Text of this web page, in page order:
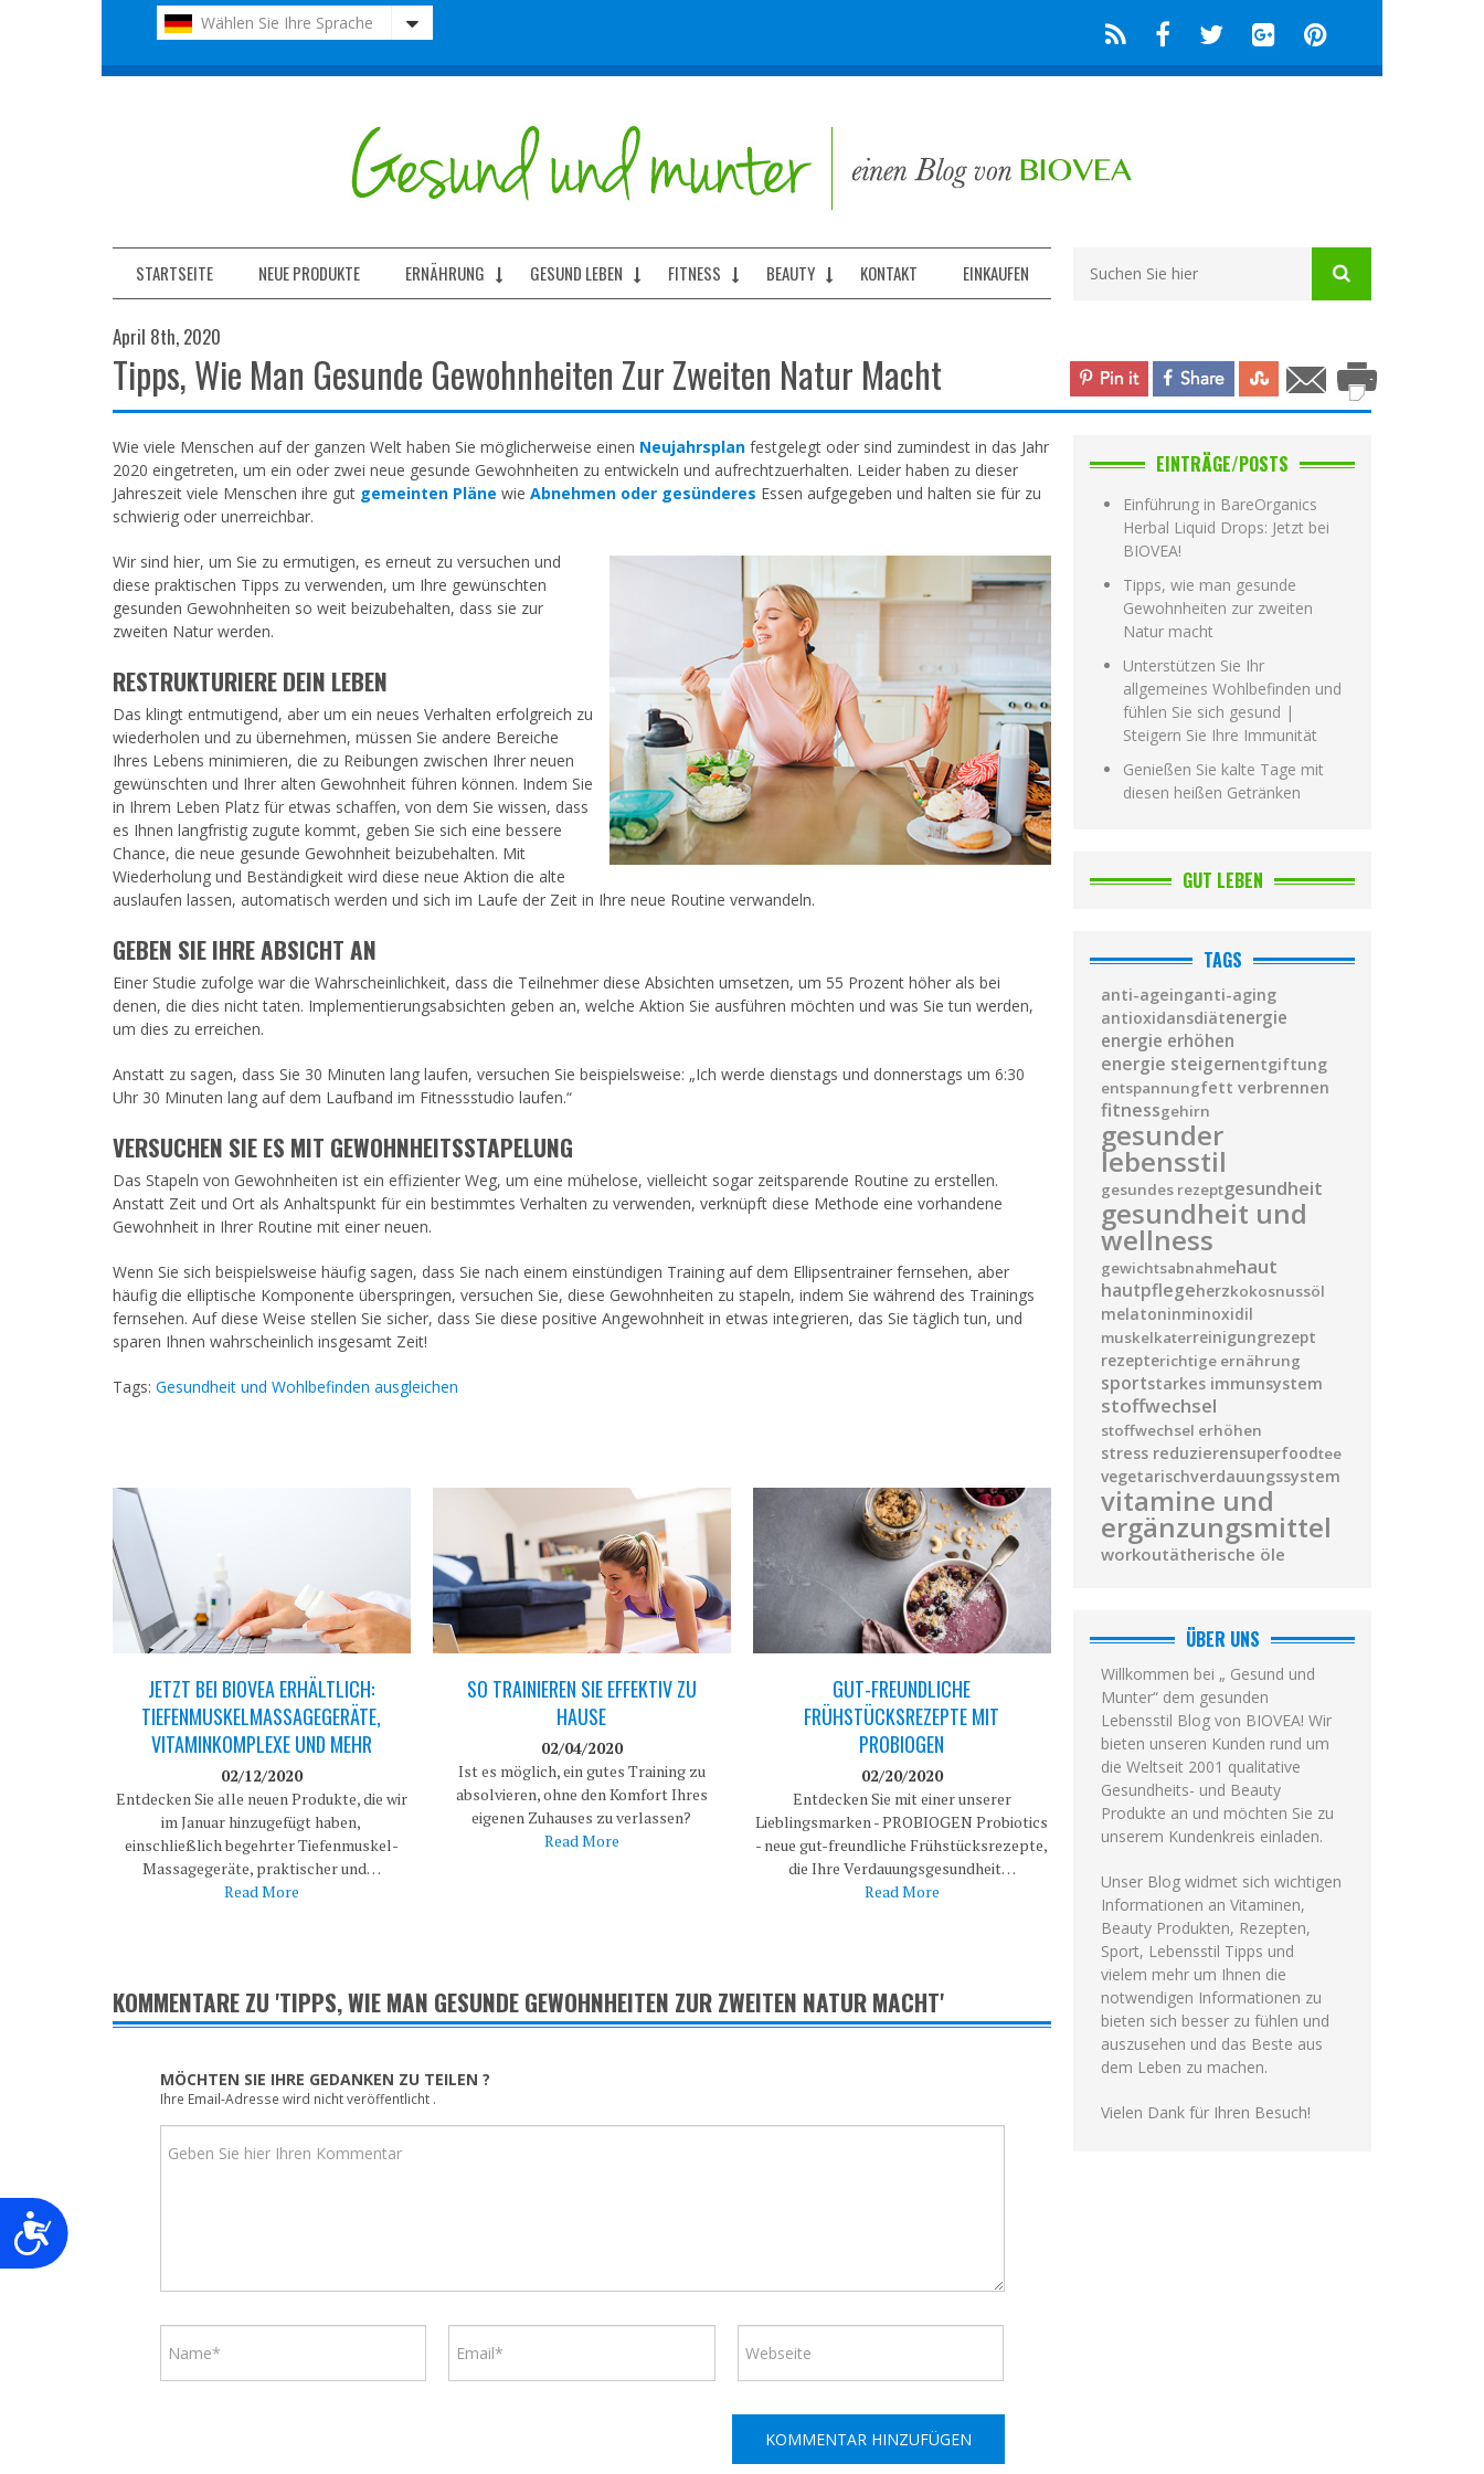
Barrierefreiheit
Wählen Sie Ihre Sprache
STARTSEITE NEUE PRODUKTE ERNÄHRUNG GESUND LEBEN FITNESS BEAUTY KONTAKT EINKAUFEN
April 8th, 2020
Tipps, Wie Man Gesunde Gewohnheiten Zur Zweiten Natur Macht
Wie viele Menschen auf der ganzen Welt haben Sie möglicherweise einen Neujahrsplan festgelegt oder sind zumindest in das Jahr
2020 eingetreten, um ein oder zwei neue gesunde Gewohnheiten zu entwickeln und aufrechtzuerhalten. Leider haben zu dieser
Jahreszeit viele Menschen ihre gut gemeinten Pläne wie Abnehmen oder gesünderes Essen aufgegeben und halten sie für zu
schwierig oder unerreichbar.
Wir sind hier, um Sie zu ermutigen, es erneut zu versuchen und
diese praktischen Tipps zu verwenden, um Ihre gewünschten
gesunden Gewohnheiten so weit beizubehalten, dass sie zur
zweiten Natur werden.
RESTRUKTURIERE DEIN LEBEN
Das klingt entmutigend, aber um ein neues Verhalten erfolgreich zu
wiederholen und zu übernehmen, müssen Sie andere Bereiche
Ihres Lebens minimieren, die zu Reibungen zwischen Ihrer neuen
gewünschten und Ihrer alten Gewohnheit führen können. Indem Sie
in Ihrem Leben Platz für etwas schaffen, von dem Sie wissen, dass
es Ihnen langfristig zugute kommt, geben Sie sich eine bessere
Chance, die neue gesunde Gewohnheit beizubehalten. Mit
Wiederholung und Beständigkeit wird diese neue Aktion die alte
auslaufen lassen, automatisch werden und sich im Laufe der Zeit in Ihre neue Routine verwandeln.
GEBEN SIE IHRE ABSICHT AN
Einer Studie zufolge war die Wahrscheinlichkeit, dass die Teilnehmer diese Absichten umsetzen, um 55 Prozent höher als bei
denen, die dies nicht taten. Implementierungsabsichten geben an, welche Aktion Sie ausführen möchten und was Sie tun werden,
um dies zu erreichen.
Anstatt zu sagen, dass Sie 30 Minuten lang laufen, versuchen Sie beispielsweise: „Ich werde dienstags und donnerstags um 6:30
Uhr 30 Minuten lang auf dem Laufband im Fitnessstudio laufen.“
VERSUCHEN SIE ES MIT GEWOHNHEITSSTAPELUNG
Das Stapeln von Gewohnheiten ist ein effizienter Weg, um eine mühelose, vielleicht sogar zeitsparende Routine zu erstellen.
Anstatt Zeit und Ort als Anhaltspunkt für ein bestimmtes Verhalten zu verwenden, verknüpft diese Methode eine vorhandene
Gewohnheit in Ihrer Routine mit einer neuen.
Wenn Sie sich beispielsweise häufig sagen, dass Sie nach einem einstündigen Training auf dem Ellipsentrainer fernsehen, aber
häufig die elliptische Komponente überspringen, versuchen Sie, diese Gewohnheiten zu stapeln, indem Sie während des Trainings
fernsehen. Auf diese Weise stellen Sie sicher, dass Sie diese positive Angewohnheit in etwas integrieren, das Sie täglich tun, und
sparen Ihnen wahrscheinlich insgesamt Zeit!
Tags: Gesundheit und Wohlbefinden ausgleichen
JETZT BEI BIOVEA ERHÄLTLICH:
TIEFENMUSKELMASSAGEGERÄTE,
VITAMINKOMPLEXE UND MEHR
02/12/2020
Entdecken Sie alle neuen Produkte, die wir
im Januar hinzugefügt haben,
einschließlich begehrter Tiefenmuskel-
Massagegeräte, praktischer und…
Read More
SO TRAINIEREN SIE EFFEKTIV ZU
HAUSE
02/04/2020
Ist es möglich, ein gutes Training zu
absolvieren, ohne den Komfort Ihres
eigenen Zuhauses zu verlassen?
Read More
GUT-FREUNDLICHE
FRÜHSTÜCKSREZEPTE MIT
PROBIOGEN
02/20/2020
Entdecken Sie mit einer unserer
Lieblingsmarken - PROBIOGEN Probiotics
- neue gut-freundliche Frühstücksrezepte,
die Ihre Verdauungsgesundheit…
Read More
KOMMENTARE ZU 'TIPPS, WIE MAN GESUNDE GEWOHNHEITEN ZUR ZWEITEN NATUR MACHT'
MÖCHTEN SIE IHRE GEDANKEN ZU TEILEN ?
Ihre Email-Adresse wird nicht veröffentlicht .
EINTRÄGE/POSTS
Einführung in BareOrganics
Herbal Liquid Drops: Jetzt bei
BIOVEA!
Tipps, wie man gesunde
Gewohnheiten zur zweiten
Natur macht
Unterstützen Sie Ihr
allgemeines Wohlbefinden und
fühlen Sie sich gesund |
Steigern Sie Ihre Immunität
Genießen Sie kalte Tage mit
diesen heißen Getränken
GUT LEBEN
TAGS
anti-ageinganti-aging
antioxidansdiätenergie
energie erhöhen
energie steigernentgiftung
entspannungfett verbrennen
fitnessgehirn
gesunder
lebensstil
gesundes rezeptgesundheit
gesundheit und
wellness
gewichtsabnahmehaut
hautpflegeherzkokosnussöl
melatoninminoxidil
muskelkaterreinigungrezept
rezepterichtige ernährung
sportstarkes immunsystem
stoffwechsel
stoffwechsel erhöhen
stress reduzierensuperfoodtee
vegetarischverdauungssystem
vitamine und
ergänzungsmittel
workoutätherische öle
ÜBER UNS
Willkommen bei „ Gesund und
Munter“ dem gesunden
Lebensstil Blog von BIOVEA! Wir
bieten unseren Kunden rund um
die Weltseit 2001 qualitative
Gesundheits- und Beauty
Produkte an und möchten Sie zu
unserem Kundenkreis einladen.
Unser Blog widmet sich wichtigen
Informationen an Vitaminen,
Beauty Produkten, Rezepten,
Sport, Lebensstil Tipps und
vielem mehr um Ihnen die
notwendigen Informationen zu
bieten sich besser zu fühlen und
auszusehen und das Beste aus
dem Leben zu machen.
Vielen Dank für Ihren Besuch!